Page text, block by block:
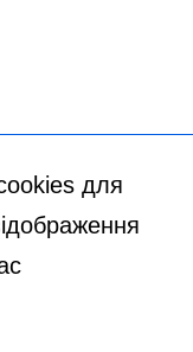
для